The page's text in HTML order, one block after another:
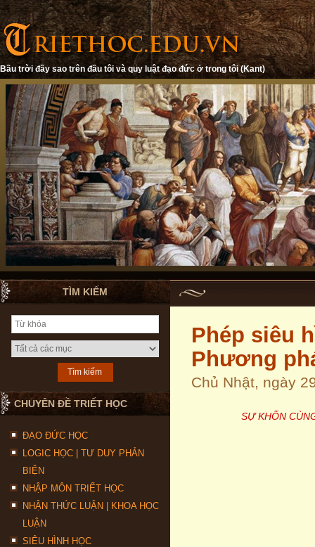
Bầu trời đầy sao trên đầu tôi và quy luật đạo đức ở trong tôi (Kant)
TÌM KIẾM
CHUYÊN ĐỀ TRIẾT HỌC
ĐẠO ĐỨC HỌC
LOGIC HỌC | TƯ DUY PHẢN
BIỆN
NHẬP MÔN TRIẾT HỌC
NHẬN THỨC LUẬN | KHOA HỌC
LUẬN
SIÊU HÌNH HỌC
Phép siêu
Phương
Chủ Nhật, ngày
SỰ KHỐN